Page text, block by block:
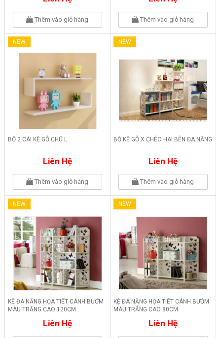
Thêm vào giỏ hàng Thêm vào giỏ hàng
NEW
BỘ 2 CÁI KỆ GỖ CHỮ L
Liên Hệ
Thêm vào giỏ hàng
NEW
BỘ KỆ GỖ X CHÉO HAI BÊN ĐA NĂNG
Liên Hệ
Thêm vào giỏ hàng
NEW
KỆ ĐA NĂNG HỌA TIẾT CÁNH BƯỚM
MÀU TRẮNG CAO 120CM
Liên Hệ
NEW
KỆ ĐA NĂNG HỌA TIẾT CÁNH BƯỚM
MÀU TRẮNG CAO 80CM
Liên Hệ